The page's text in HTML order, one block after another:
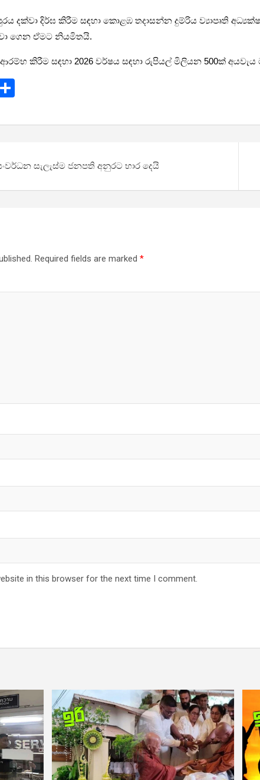
දක්වා දිර්ඝ කිරීම සඳහා කොළඹ තදාසන්න දුම්රිය ව්‍යාපෘති
ගෙන ඒමට නියමිතයි.
කිරීම සඳහා 2026 වර්ෂය සඳහා රුපියල් මිලියන 500ක්
X
ar
සැලැස්ම ජනපති අනුරට භාර දෙයි
Required fields are marked *
in this browser for the next time I comment.